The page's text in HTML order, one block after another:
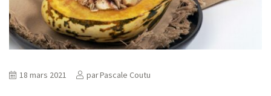
18 mars 2021 parPascale Coutu